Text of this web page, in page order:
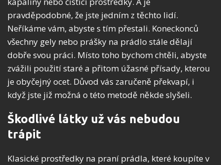
pravděpodobné, že jste jedním z těchto lidí.
Neříkáme vám, abyste s tím přestali. Koneckonců
všechny gely nebo prášky na prádlo stále dělají
dobře svou práci. Místo toho bychom chtěli, abyste
zvážili použití staré a přitom úžasné přísady, kterou
je obyčejný ocet. Důvod vás zaručeně překvapí, i
když jste již možná o této metodě někde slyšeli.
Škodlivé látky už vás nebudou
trápit
Klasické prostředky na praní prádla, které koupíte v